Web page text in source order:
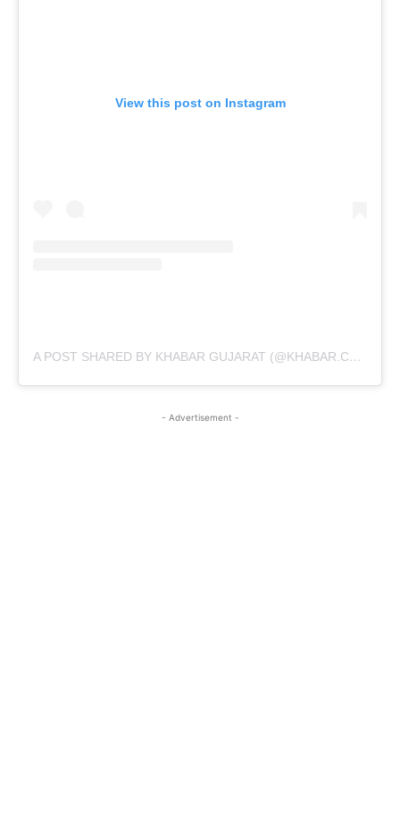
View this post on Instagram
A POST SHARED BY KHABAR GUJARAT (@KHABAR.COMMUNICATION)
- Advertisement -